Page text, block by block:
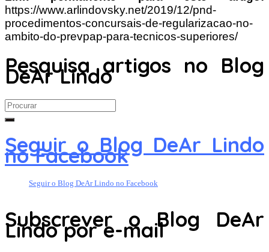
https://www.arlindovsky.net/2019/12/pnd-
procedimentos-concursais-de-regularizacao-no-
ambito-do-prevpap-para-tecnicos-superiores/
Pesquisa artigos no Blog
DeAr Lindo
Search
for:
Seguir o Blog DeAr Lindo
no Facebook
Seguir o Blog DeAr Lindo no Facebook
Subscrever o Blog DeAr
Lindo por e-mail